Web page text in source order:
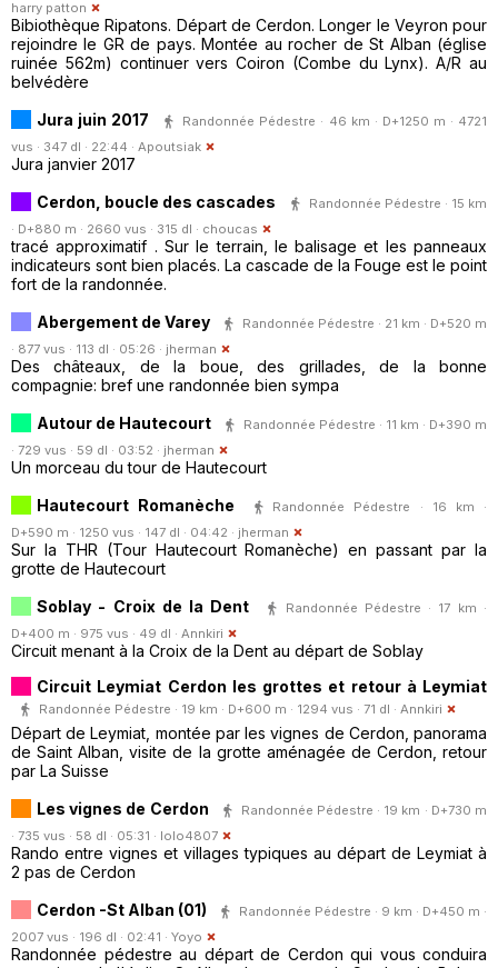
harry patton
Bibiothèque Ripatons. Départ de Cerdon. Longer le Veyron pour
rejoindre le GR de pays. Montée au rocher de St Alban (église
ruinée 562m) continuer vers Coiron (Combe du Lynx). A/R au
belvédère
Jura juin 2017
Randonnée Pédestre · 46 km · D+1250 m · 4721
vus · 347 dl · 22:44 · Apoutsiak
Jura janvier 2017
Cerdon, boucle des cascades
Randonnée Pédestre · 15 km
· D+880 m · 2660 vus · 315 dl · choucas
tracé approximatif . Sur le terrain, le balisage et les panneaux
indicateurs sont bien placés. La cascade de la Fouge est le point
fort de la randonnée.
Abergement de Varey
Randonnée Pédestre · 21 km · D+520 m
· 877 vus · 113 dl · 05:26 · jherman
Des châteaux, de la boue, des grillades, de la bonne
compagnie: bref une randonnée bien sympa
Autour de Hautecourt
Randonnée Pédestre · 11 km · D+390 m
· 729 vus · 59 dl · 03:52 · jherman
Un morceau du tour de Hautecourt
Hautecourt Romanèche
Randonnée Pédestre · 16 km ·
D+590 m · 1250 vus · 147 dl · 04:42 · jherman
Sur la THR (Tour Hautecourt Romanèche) en passant par la
grotte de Hautecourt
Soblay - Croix de la Dent
Randonnée Pédestre · 17 km ·
D+400 m · 975 vus · 49 dl · Annkiri
Circuit menant à la Croix de la Dent au départ de Soblay
Circuit Leymiat Cerdon les grottes et retour à Leymiat
Randonnée Pédestre · 19 km · D+600 m · 1294 vus · 71 dl · Annkiri
Départ de Leymiat, montée par les vignes de Cerdon, panorama
de Saint Alban, visite de la grotte aménagée de Cerdon, retour
par La Suisse
Les vignes de Cerdon
Randonnée Pédestre · 19 km · D+730 m
· 735 vus · 58 dl · 05:31 · lolo4807
Rando entre vignes et villages typiques au départ de Leymiat à
2 pas de Cerdon
Cerdon -St Alban (01)
Randonnée Pédestre · 9 km · D+450 m ·
2007 vus · 196 dl · 02:41 · Yoyo
Randonnée pédestre au départ de Cerdon qui vous conduira